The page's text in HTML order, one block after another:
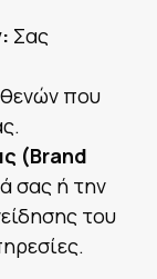
Σας
που
(Brand
σας ή την
του